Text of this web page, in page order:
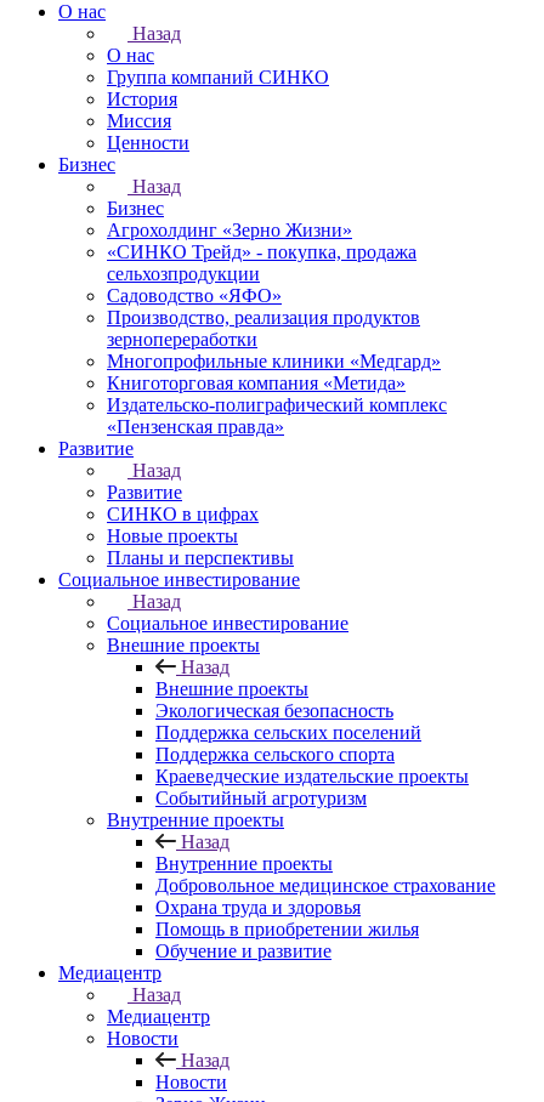
О нас
Назад
О нас
Группа компаний СИНКО
История
Миссия
Ценности
Бизнес
Назад
Бизнес
Агрохолдинг «Зерно Жизни»
«СИНКО Трейд» - покупка, продажа
сельхозпродукции
Садоводство «ЯФО»
Производство, реализация продуктов
зернопереработки
Многопрофильные клиники «Медгард»
Книготорговая компания «Метида»
Издательско-полиграфический комплекс
«Пензенская правда»
Развитие
Назад
Развитие
СИНКО в цифрах
Новые проекты
Планы и перспективы
Социальное инвестирование
Назад
Социальное инвестирование
Внешние проекты
Назад
Внешние проекты
Экологическая безопасность
Поддержка сельских поселений
Поддержка сельского спорта
Краеведческие издательские проекты
Событийный агротуризм
Внутренние проекты
Назад
Внутренние проекты
Добровольное медицинское страхование
Охрана труда и здоровья
Помощь в приобретении жилья
Обучение и развитие
Медиацентр
Назад
Медиацентр
Новости
Назад
Новости